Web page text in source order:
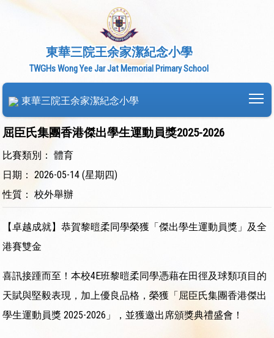
東華三院王余家潔紀念小學
TWGHs Wong Yee Jar Jat Memorial Primary School
東華三院王余家潔紀念小學
屈臣氏集團香港傑出學生運動員獎2025-2026
比賽類別： 體育
日期： 2026-05-14 (星期四)
性質： 校外舉辦
【卓越成就】恭賀黎暟柔同學榮獲「傑出學生運動員獎」及全
港賽雙金
喜訊接踵而至！本校4E班黎暟柔同學憑藉在田徑及球類項目的
天賦與堅毅表現，加上優良品格，榮獲「屈臣氏集團香港傑出
學生運動員獎 2025-2026」，並獲邀出席頒獎典禮盛會！